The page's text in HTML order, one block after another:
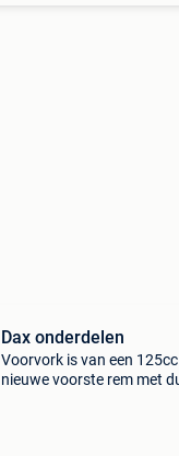
Dax onderdelen
Voorvork is van een
nieuwe voorste rem met